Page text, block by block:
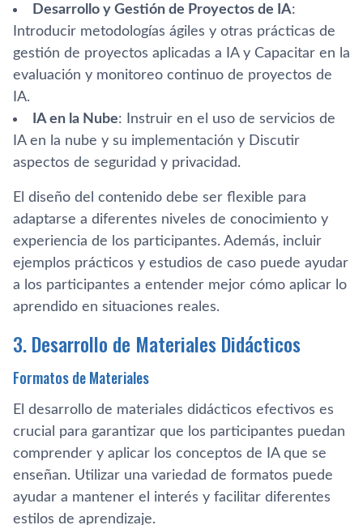
Desarrollo y Gestión de Proyectos de IA:
Introducir metodologías ágiles y otras prácticas de
gestión de proyectos aplicadas a IA y Capacitar en la
evaluación y monitoreo continuo de proyectos de
IA.
IA en la Nube: Instruir en el uso de servicios de
IA en la nube y su implementación y Discutir
aspectos de seguridad y privacidad.
El diseño del contenido debe ser flexible para
adaptarse a diferentes niveles de conocimiento y
experiencia de los participantes. Además, incluir
ejemplos prácticos y estudios de caso puede ayudar
a los participantes a entender mejor cómo aplicar lo
aprendido en situaciones reales.
3. Desarrollo de Materiales Didácticos
Formatos de Materiales
El desarrollo de materiales didácticos efectivos es
crucial para garantizar que los participantes puedan
comprender y aplicar los conceptos de IA que se
enseñan. Utilizar una variedad de formatos puede
ayudar a mantener el interés y facilitar diferentes
estilos de aprendizaje.